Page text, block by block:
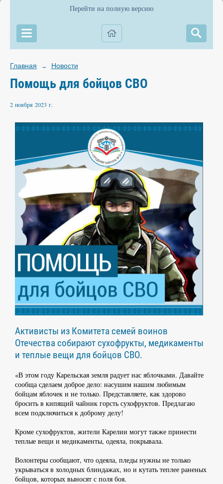
Перейти на полную версию
Главная → Новости
Помощь для бойцов СВО
2 ноября 2023 г.
Активисты из Комитета семей воинов
Отечества собирают сухофрукты, медикаменты
и теплые вещи для бойцов СВО.
«В этом году Карельская земля радует нас яблочками. Давайте
сообща сделаем доброе дело: насушим нашим любимым
бойцам яблочек и не только. Представляете, как здорово
бросить в кипящий чайник горсть сухофруктов. Предлагаю
всем подключиться к доброму делу!
Кроме сухофруктов, жители Карелии могут также принести
теплые вещи и медикаменты, одеяла, покрывала.
Волонтеры сообщают, что одеяла, пледы нужны не только
укрываться в холодных блиндажах, но и кутать теплее раненых
бойцов, которых выносят с поля боя.